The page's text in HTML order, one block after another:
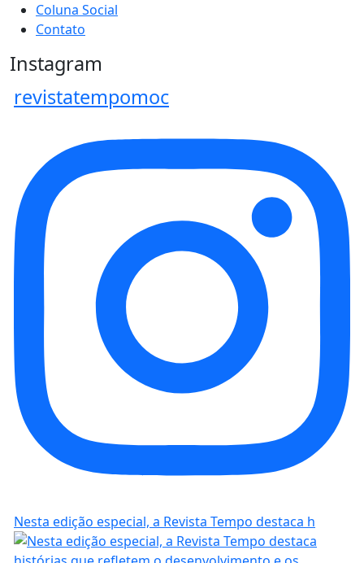
Coluna Social
Contato
Instagram
revistatempomoc
Nesta edição especial, a Revista Tempo destaca h